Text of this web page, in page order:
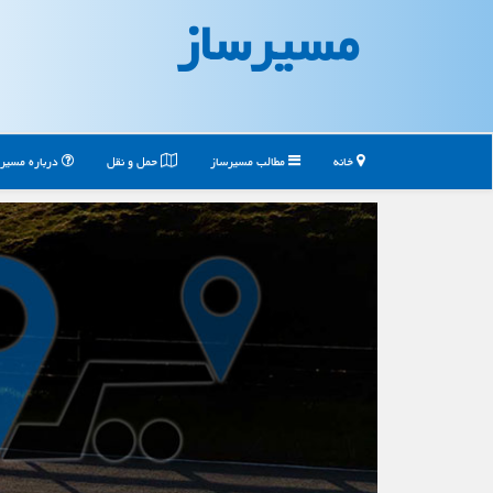
مسیرساز
خانه مطالب مسیرساز حمل و نقل درباره